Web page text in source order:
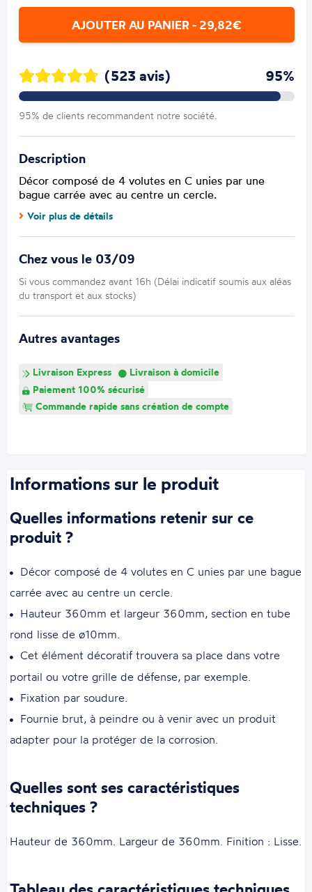
AJOUTER AU PANIER - 29,82€
(523 avis) 95%
95% de clients recommandent notre société.
Description
Décor composé de 4 volutes en C unies par une
bague carrée avec au centre un cercle.
Voir plus de détails
Chez vous le 03/09
Si vous commandez avant 16h (Délai indicatif soumis aux aléas
du transport et aux stocks)
Autres avantages
Livraison Express
Livraison à domicile
Paiement 100% sécurisé
Commande rapide sans création de compte
Informations sur le produit
Quelles informations retenir sur ce
produit ?
Décor composé de 4 volutes en C unies par une bague
carrée avec au centre un cercle.
Hauteur 360mm et largeur 360mm, section en tube
rond lisse de ø10mm.
Cet élément décoratif trouvera sa place dans votre
portail ou votre grille de défense, par exemple.
Fixation par soudure.
Fournie brut, à peindre ou à venir avec un produit
adapter pour la protéger de la corrosion.
Quelles sont ses caractéristiques
techniques ?
Hauteur de 360mm. Largeur de 360mm. Finition : Lisse.